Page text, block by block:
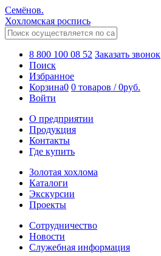
Семёнов.
Хохломская роспись
8 800 100 08 52 Заказать звонок
Поиск
Избранное
Корзина0 0 товаров /0руб.
Войти
О предприятии
Продукция
Контакты
Где купить
Золотая хохлома
Каталоги
Экскурсии
Проекты
Сотрудничество
Новости
Служебная информация